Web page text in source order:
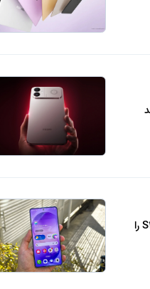
استقبال از گوشی‌های جدید سامسونگ؛ گلکسی S26 رکورد فروش گلکسی S25 را